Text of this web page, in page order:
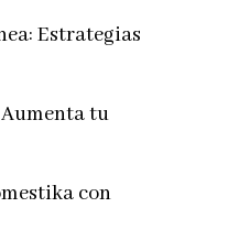
Estrategias
Aumenta tu
con